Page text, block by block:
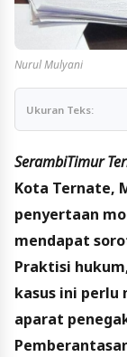
Nurul Mulyani
Ukuran Teks:
SerambiTimur
Kota Ternate,
penyertaan
mendapat
Praktisi
kasus ini perlu
aparat